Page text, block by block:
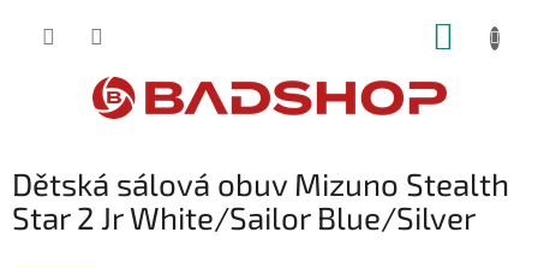
Dětská sálová obuv Mizuno Stealth
Star 2 Jr White/Sailor Blue/Silver